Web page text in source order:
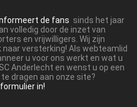
de fans sinds het jaar
volledig door de inzet van
en vrijwilligers. Wij zijn
versterking! Als webteamlid
u voor ons werkt en wat u
Anderlecht en wenst u op een
dragen aan onze site?
in!